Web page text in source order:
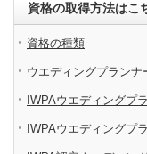
資格の取得方法はこ
資格の種類
ウエディングプランナ
IWPAウエディングプ
IWPAウエディングプ